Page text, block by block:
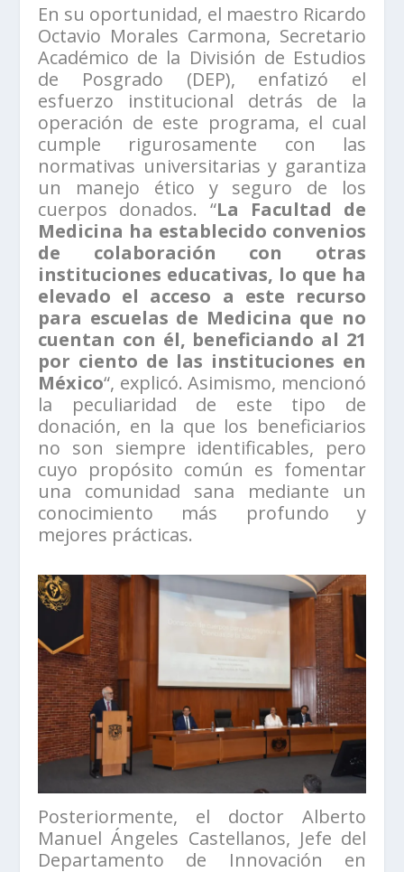
En su oportunidad, el maestro Ricardo
Octavio Morales Carmona, Secretario
Académico de la División de Estudios
de Posgrado (DEP), enfatizó el
esfuerzo institucional detrás de la
operación de este programa, el cual
cumple rigurosamente con las
normativas universitarias y garantiza
un manejo ético y seguro de los
cuerpos donados. “La Facultad de
Medicina ha establecido convenios
de colaboración con otras
instituciones educativas, lo que ha
elevado el acceso a este recurso
para escuelas de Medicina que no
cuentan con él, beneficiando al 21
por ciento de las instituciones en
México“, explicó. Asimismo, mencionó
la peculiaridad de este tipo de
donación, en la que los beneficiarios
no son siempre identificables, pero
cuyo propósito común es fomentar
una comunidad sana mediante un
conocimiento más profundo y
mejores prácticas.
Posteriormente, el doctor Alberto
Manuel Ángeles Castellanos, Jefe del
Departamento de Innovación en